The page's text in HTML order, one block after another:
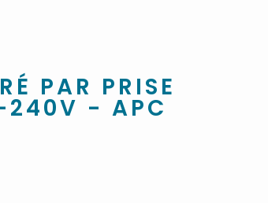
PAR PRISE
240V - APC